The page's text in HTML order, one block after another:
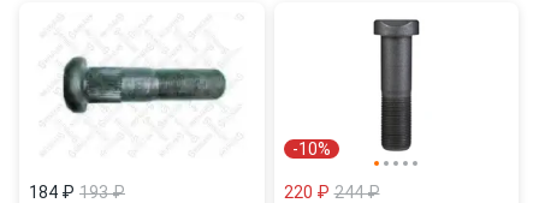
184 ₽ 193 ₽
-10%
220 ₽ 244 ₽